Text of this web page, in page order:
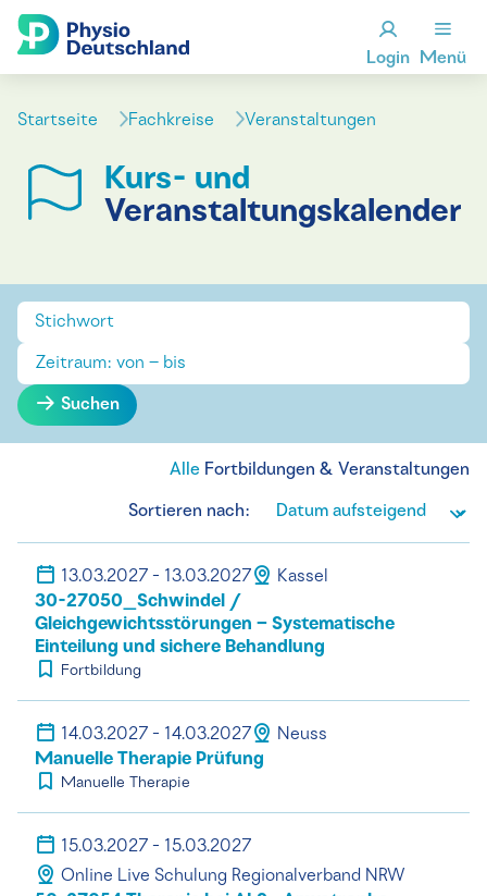
Login Menü
Startseite Fachkreise Veranstaltungen
Kurs- und
Veranstaltungskalender
Suchen
Alle Fortbildungen & Veranstaltungen
Sortieren nach:
13.03.2027 - 13.03.2027 Kassel
30-27050_Schwindel /
Gleichgewichtsstörungen – Systematische
Einteilung und sichere Behandlung
Fortbildung
14.03.2027 - 14.03.2027 Neuss
Manuelle Therapie Prüfung
Manuelle Therapie
15.03.2027 - 15.03.2027
Online Live Schulung Regionalverband NRW